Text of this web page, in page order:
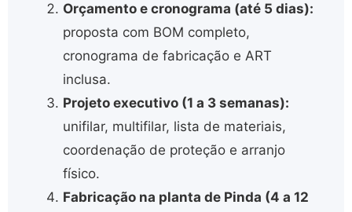
Orçamento e cronograma (até 5 dias):
proposta com BOM completo,
cronograma de fabricação e ART
inclusa.
Projeto executivo (1 a 3 semanas):
unifilar, multifilar, lista de materiais,
coordenação de proteção e arranjo
físico.
Fabricação na planta de Pinda (4 a 12